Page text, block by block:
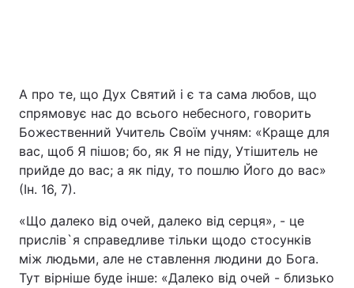
А про те, що Дух Святий і є та сама любов, що
спрямовує нас до всього небесного, говорить
Божественний Учитель Своїм учням: «Краще для
вас, щоб Я пішов; бо, як Я не піду, Утішитель не
прийде до вас; а як піду, то пошлю Його до вас»
(Ін. 16, 7).
«Що далеко від очей, далеко від серця», - це
прислів`я справедливе тільки щодо стосунків
між людьми, але не ставлення людини до Бога.
Тут вірніше буде інше: «Далеко від очей - близько